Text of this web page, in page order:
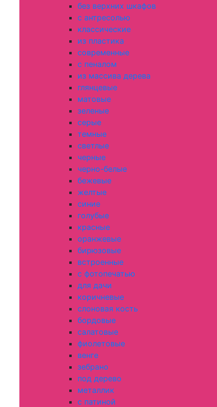
без верхних шкафов
с антресолью
классические
из пластика
современные
с пеналом
из массива дерева
глянцевые
матовые
зеленые
серые
темные
светлые
черные
черно-белые
бежевые
желтые
синие
голубые
красные
оранжевые
бирюзовые
встроенные
с фотопечатью
для дачи
коричневые
слоновая кость
бордовые
салатовые
фиолетовые
венге
зебрано
под дерево
металлик
с патиной